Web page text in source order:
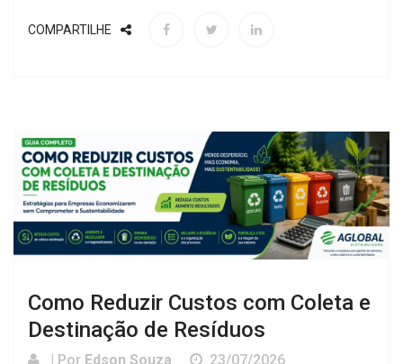
COMPARTILHE
Como Reduzir Custos com Coleta e
Destinação de Resíduos
| Por Edson Souza 23/07/2026